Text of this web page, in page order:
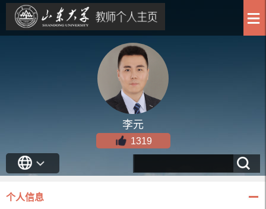
李元
1319
个人信息